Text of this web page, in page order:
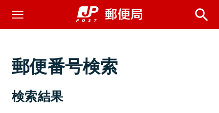
郵便番号検索
検索結果